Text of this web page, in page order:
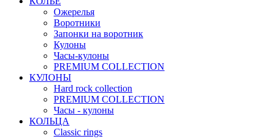
Ожерелья
Воротники
Запонки на воротник
Кулоны
Часы-кулоны
PREMIUM COLLECTION
КУЛОНЫ
Hard rock collection
PREMIUM COLLECTION
Часы - кулоны
КОЛЬЦА
Classic rings